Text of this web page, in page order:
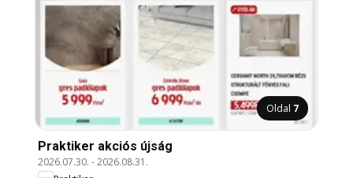
Oldal 7
Praktiker akciós újság
2026.07.30. -2026.08.31.